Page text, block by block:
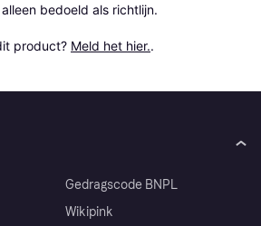
bedoeld als richtlijn.
product? Meld het hier..
Gedragscode BNPL
Wikipink